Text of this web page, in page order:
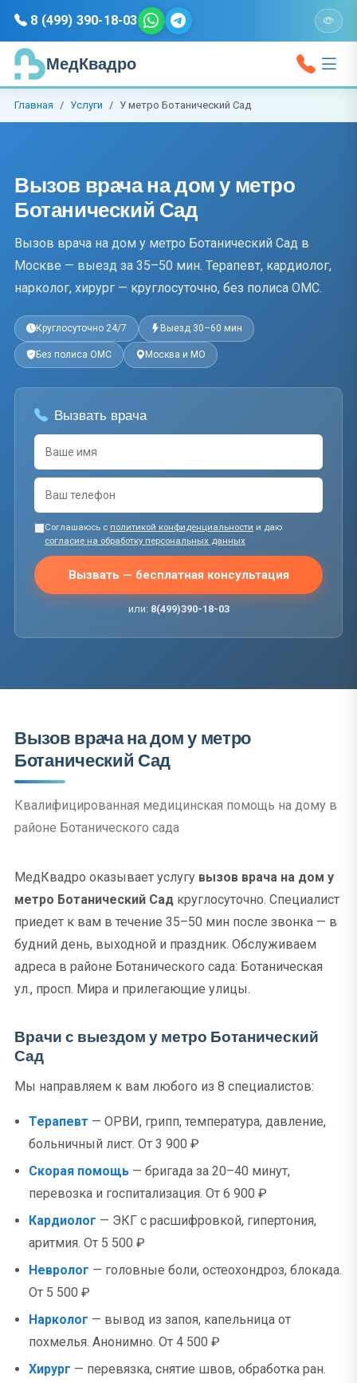
8 (499) 390-18-03
МедКвадро
Главная Услуги У метро Ботанический Сад
Вызов врача на дом у метро
Ботанический Сад
Вызов врача на дом у метро Ботанический Сад в
Москве — выезд за 35–50 мин. Терапевт, кардиолог,
нарколог, хирург — круглосуточно, без полиса ОМС.
Круглосуточно 24/7 Выезд 30–60 мин
Без полиса ОМС Москва и МО
Вызвать врача
Соглашаюсь с политикой конфиденциальности и даю
согласие на обработку персональных данных
Вызвать — бесплатная консультация
или: 8(499)390-18-03
Вызов врача на дом у метро
Ботанический Сад
Квалифицированная медицинская помощь на дому в
районе Ботанического сада
МедКвадро оказывает услугу вызов врача на дом у
метро Ботанический Сад круглосуточно. Специалист
приедет к вам в течение 35–50 мин после звонка — в
будний день, выходной и праздник. Обслуживаем
адреса в районе Ботанического сада: Ботаническая
ул., просп. Мира и прилегающие улицы.
Врачи с выездом у метро Ботанический
Сад
Мы направляем к вам любого из 8 специалистов:
Терапевт — ОРВИ, грипп, температура, давление,
больничный лист. От 3 900 ₽
Скорая помощь — бригада за 20–40 минут,
перевозка и госпитализация. От 6 900 ₽
Кардиолог — ЭКГ с расшифровкой, гипертония,
аритмия. От 5 500 ₽
Невролог — головные боли, остеохондроз, блокада.
От 5 500 ₽
Нарколог — вывод из запоя, капельница от
похмелья. Анонимно. От 4 500 ₽
Хирург — перевязка, снятие швов, обработка ран.